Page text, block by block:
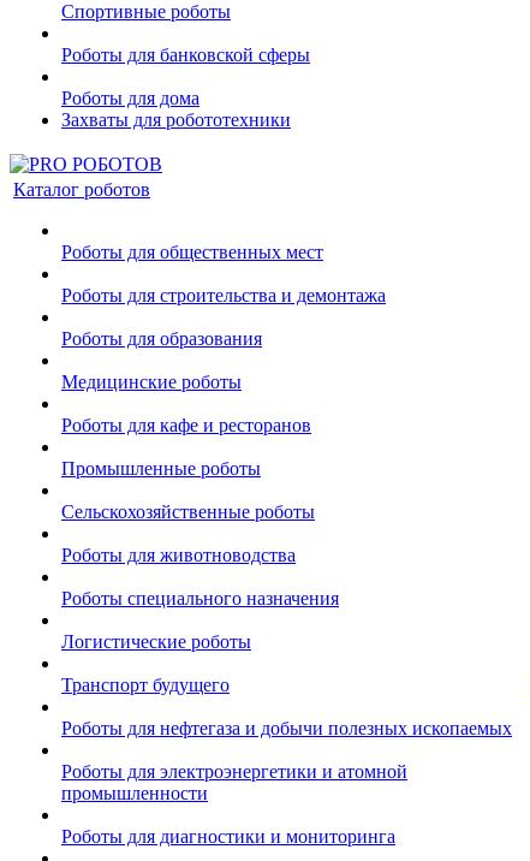
Спортивные роботы
Роботы для банковской сферы
Роботы для дома
Захваты для робототехники
Каталог роботов
Роботы для общественных мест
Роботы для строительства и демонтажа
Роботы для образования
Медицинские роботы
Роботы для кафе и ресторанов
Промышленные роботы
Сельскохозяйственные роботы
Роботы для животноводства
Роботы специального назначения
Логистические роботы
Транспорт будущего
Роботы для нефтегаза и добычи полезных ископаемых
Роботы для электроэнергетики и атомной
промышленности
Роботы для диагностики и мониторинга